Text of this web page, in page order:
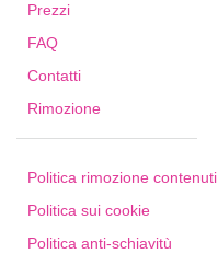
Prezzi
FAQ
Contatti
Rimozione
Politica rimozione contenuti
Politica sui cookie
Politica anti-schiavitù